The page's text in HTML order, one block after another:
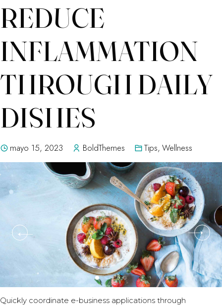
REDUCE
INFLAMMATION
THROUGH DAILY
DISHES
mayo 15, 2023 BoldThemes Tips, Wellness
Quickly coordinate e-business applications through